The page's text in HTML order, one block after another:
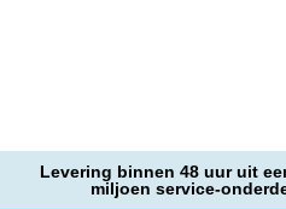
Levering binnen 48 uur uit
miljoen service-